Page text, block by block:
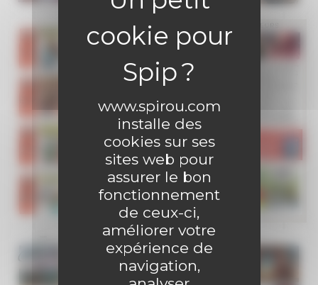
www.spirou.com
installe des
cookies sur ses
sites web pour
assurer le bon
fonctionnement
de ceux-ci,
améliorer votre
expérience de
navigation,